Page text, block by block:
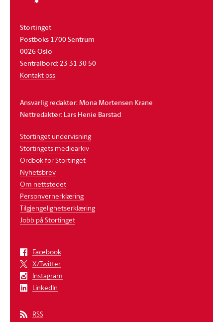
Stortinget
Postboks 1700 Sentrum
0026 Oslo
Sentralbord: 23 31 30 50
Kontakt oss
Ansvarlig redaktør: Mona Mortensen Krane
Nettredaktør: Lars Henie Barstad
Stortinget undervisning
Stortingets mediearkiv
Ordbok for Stortinget
Nyhetsbrev
Om nettstedet
Personvernerklæring
Tilgjengelighetserklæring
Jobb på Stortinget
Facebook
X/Twitter
Instagram
LinkedIn
RSS